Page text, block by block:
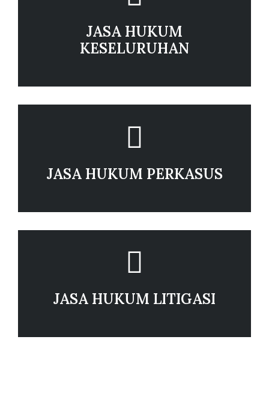
JASA HUKUM
KESELURUHAN
JASA HUKUM PERKASUS
JASA HUKUM LITIGASI